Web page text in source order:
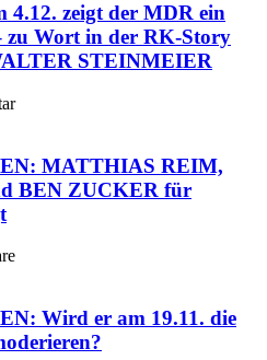
zeigt der MDR ein
zu Wort in der RK-Story
STEINMEIER
MATTHIAS REIM,
BEN ZUCKER für
Wird er am 19.11. die